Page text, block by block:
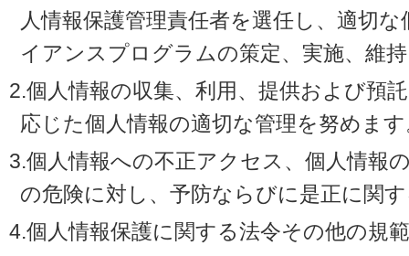
人情報保護管理責任者を選任し、適切
イアンスプログラムの策定、実施、維
2.個人情報の収集、利用、提供および預
応じた個人情報の適切な管理を努めま
3.個人情報への不正アクセス、個人情報
の危険に対し、予防ならびに是正に関
4.個人情報保護に関する法令その他の規